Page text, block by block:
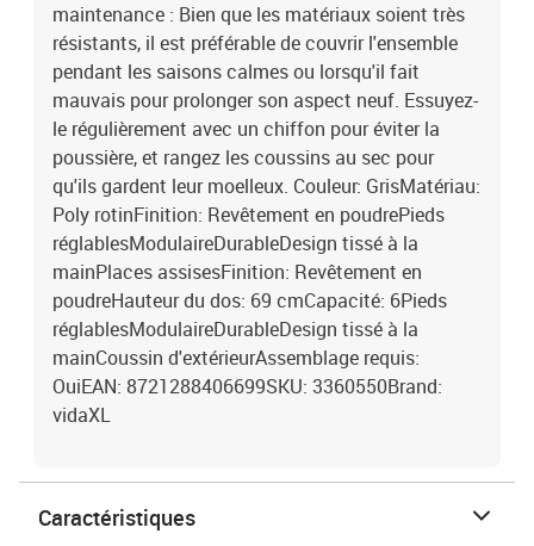
maintenance : Bien que les matériaux soient très
résistants, il est préférable de couvrir l'ensemble
pendant les saisons calmes ou lorsqu'il fait
mauvais pour prolonger son aspect neuf. Essuyez-
le régulièrement avec un chiffon pour éviter la
poussière, et rangez les coussins au sec pour
qu'ils gardent leur moelleux. Couleur: GrisMatériau:
Poly rotinFinition: Revêtement en poudrePieds
réglablesModulaireDurableDesign tissé à la
mainPlaces assisesFinition: Revêtement en
poudreHauteur du dos: 69 cmCapacité: 6Pieds
réglablesModulaireDurableDesign tissé à la
mainCoussin d'extérieurAssemblage requis:
OuiEAN: 8721288406699SKU: 3360550Brand:
vidaXL
Caractéristiques